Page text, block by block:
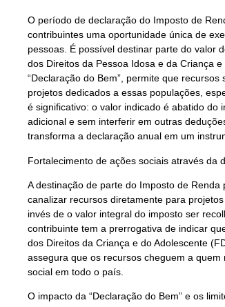
O período de declaração do Imposto de
contribuintes uma oportunidade única de
pessoas. É possível destinar parte do valor
dos Direitos da Pessoa Idosa e da Criança
“Declaração do Bem”, permite que
projetos dedicados a essas populações,
é significativo: o valor indicado é abatido do
adicional e sem interferir em outras
transforma a declaração anual em um
Fortalecimento de ações sociais através da
A destinação de parte do Imposto de
canalizar recursos diretamente para
invés de o valor integral do imposto ser
contribuinte tem a prerrogativa de indicar
dos Direitos da Criança e do Adolescente
assegura que os recursos cheguem a
social em todo o país.
O impacto da “Declaração do Bem” e os